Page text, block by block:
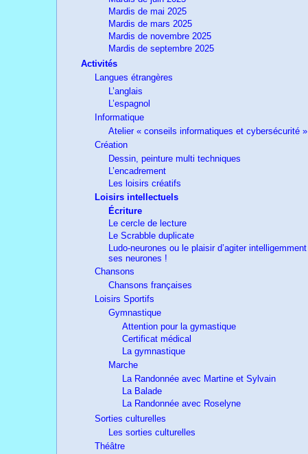
Mardis de mai 2025
Mardis de mars 2025
Mardis de novembre 2025
Mardis de septembre 2025
Activités
Langues étrangères
L’anglais
L’espagnol
Informatique
Atelier « conseils informatiques et cybersécurité »
Création
Dessin, peinture multi techniques
L’encadrement
Les loisirs créatifs
Loisirs intellectuels
Écriture
Le cercle de lecture
Le Scrabble duplicate
Ludo-neurones ou le plaisir d’agiter intelligemment
ses neurones !
Chansons
Chansons françaises
Loisirs Sportifs
Gymnastique
Attention pour la gymastique
Certificat médical
La gymnastique
Marche
La Randonnée avec Martine et Sylvain
La Balade
La Randonnée avec Roselyne
Sorties culturelles
Les sorties culturelles
Théâtre